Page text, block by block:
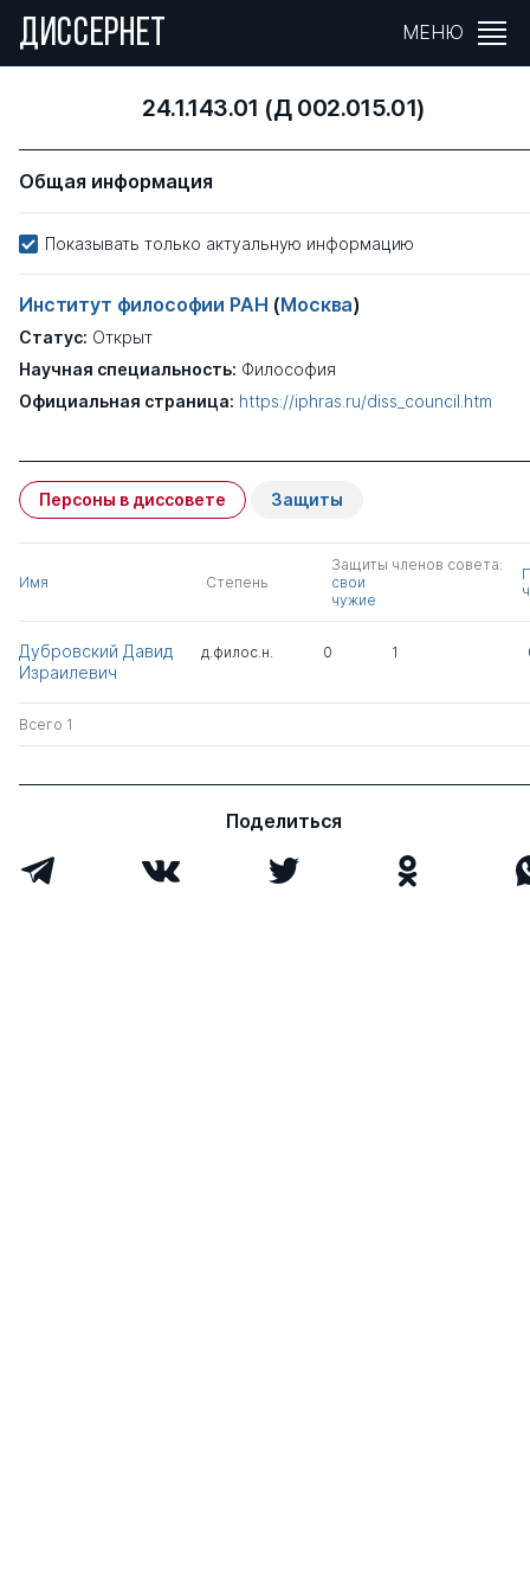
ДИССЕРНЕТ МЕНЮ
24.1.143.01 (Д 002.015.01)
Общая информация
Показывать только актуальную информацию
Институт философии РАН (Москва)
Статус: Открыт
Научная специальность: Философия
Официальная страница: https://iphras.ru/diss_council.htm
Персоны в диссовете Защиты
Имя Степень
Защиты членов совета:
свои
чужие
Дубровский Давид
Израилевич
д.филос.н. 0 1
Всего 1
Поделиться